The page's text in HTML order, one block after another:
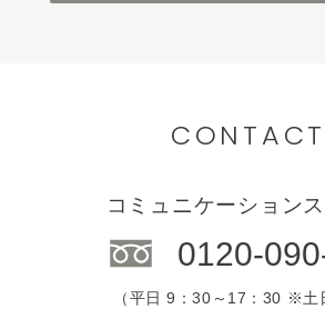
CONTACT
コミュニケーション
0120-
（平日 9：30～17：30 ※土